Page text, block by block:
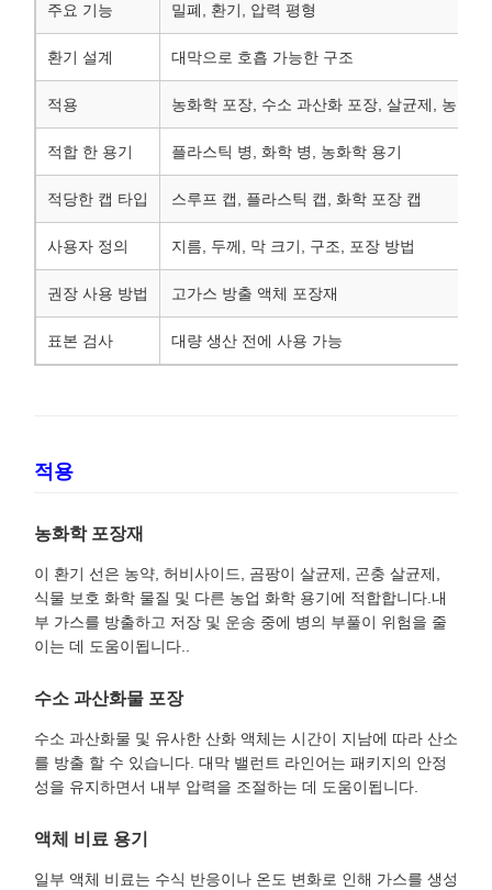
주요 기능 밀폐, 환기, 압력 평형
환기 설계 대막으로 호흡 가능한 구조
적용 농화학 포장, 수소 과산화 포장, 살균제, 농약,
적합 한 용기 플라스틱 병, 화학 병, 농화학 용기
적당한 캡 타입 스루프 캡, 플라스틱 캡, 화학 포장 캡
사용자 정의 지름, 두께, 막 크기, 구조, 포장 방법
권장 사용 방법 고가스 방출 액체 포장재
표본 검사 대량 생산 전에 사용 가능
적용
농화학 포장재
이 환기 선은 농약, 허비사이드, 곰팡이 살균제, 곤충 살균제,
식물 보호 화학 물질 및 다른 농업 화학 용기에 적합합니다.내
부 가스를 방출하고 저장 및 운송 중에 병의 부풀이 위험을 줄
이는 데 도움이됩니다..
수소 과산화물 포장
수소 과산화물 및 유사한 산화 액체는 시간이 지남에 따라 산소
를 방출 할 수 있습니다. 대막 밸런트 라인어는 패키지의 안정
성을 유지하면서 내부 압력을 조절하는 데 도움이됩니다.
액체 비료 용기
일부 액체 비료는 수식 반응이나 온도 변화로 인해 가스를 생성